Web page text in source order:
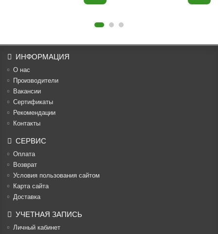
ИНФОРМАЦИЯ
О нас
Производители
Вакансии
Cертификаты
Рекомендации
Контакты
СЕРВИС
Оплата
Возврат
Условия пользования сайтом
Карта сайта
Доставка
УЧЕТНАЯ ЗАПИСЬ
Личный кабинет